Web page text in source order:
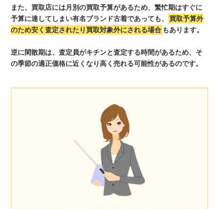
また、買取店には月別の買取予算があるため、繁忙期はすぐに
予算に達してしまい有名ブランド古着であっても、
買取予算外
のため安く査定されたり買取対象外にされる場合 もあります。
逆に閑散期は、査定員がキチンと査定する時間があるため、そ
の季節の適正価格に近くなり高く売れる可能性があるのです。